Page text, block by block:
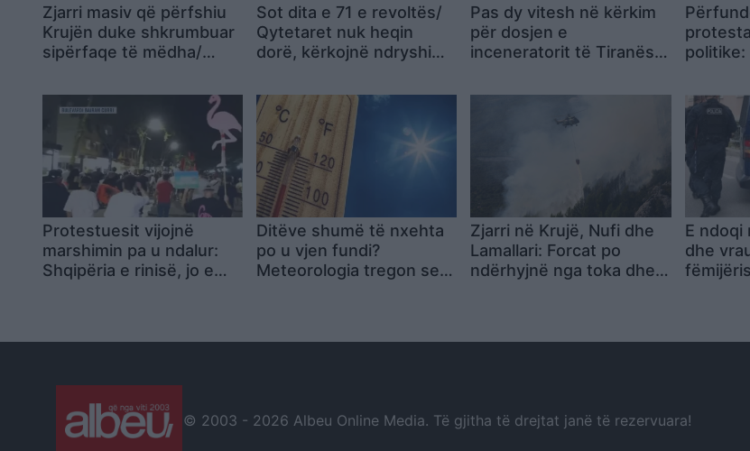
Zjarri masiv që përfshiu
Krujën duke shkrumbuar
sipërfaqe të mëdha/
bilanc tragjik
Sot dita e 71 e revoltës/
Qytetaret nuk heqin
dorë, kërkojnë ndryshim
jep dorëheqjen
Pas dy vitesh në kërkim
për dosjen e
inceneratorit të Tiranës,
Nallbani në Palasë
politike:
Protestuesit vijojnë
marshimin pa u ndalur:
Shqipëria e rinisë, jo e
Ditëve shumë të nxehta
po u vjen fundi?
Meteorologia tregon se
Zjarri në Krujë, Nufi dhe
Lamallari: Forcat po
ndërhyjnë nga toka dhe
E ndoqi
dhe
© 2003 - 2026 Albeu Online Media. Të gjitha të drejtat janë të rezervuara!